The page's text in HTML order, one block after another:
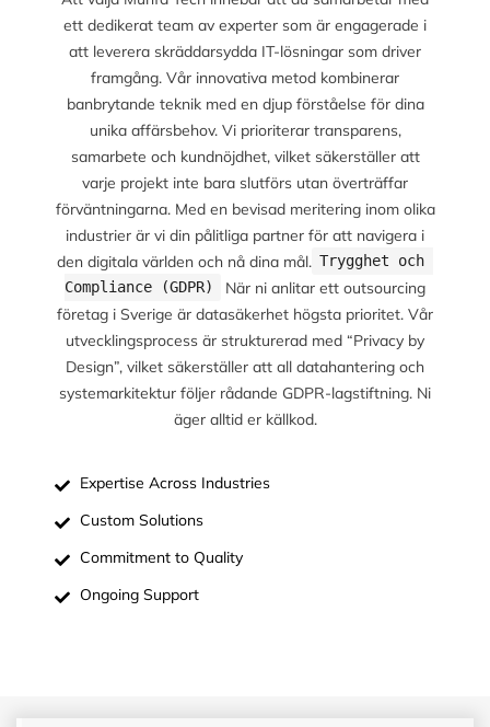
ett dedikerat team av experter som är engagerade i
att leverera skräddarsydda IT-lösningar som driver
framgång. Vår innovativa metod kombinerar
banbrytande teknik med en djup förståelse för dina
unika affärsbehov. Vi prioriterar transparens,
samarbete och kundnöjdhet, vilket säkerställer att
varje projekt inte bara slutförs utan överträffar
förväntningarna. Med en bevisad meritering inom olika
industrier är vi din pålitliga partner för att navigera i
den digitala världen och nå dina mål. Trygghet och
Compliance (GDPR)
När ni anlitar ett outsourcing
företag i Sverige är datasäkerhet högsta prioritet. Vår
utvecklingsprocess är strukturerad med “Privacy by
Design”, vilket säkerställer att all datahantering och
systemarkitektur följer rådande GDPR-lagstiftning. Ni
äger alltid er källkod.
Expertise Across Industries
Custom Solutions
Commitment to Quality
Ongoing Support